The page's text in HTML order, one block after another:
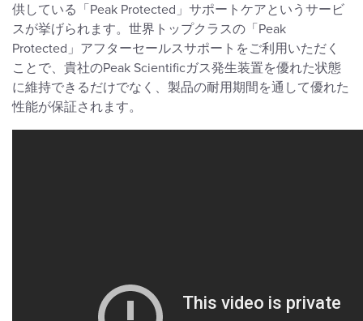
供している「Peak Protected」サポートケアというサービ
スが挙げられます。世界トップクラスの「Peak
Protected」アフターセールスサポートをご利用いただく
ことで、貴社のPeak Scientificガス発生装置を優れた状態
に維持できるだけでなく、製品の耐用期間を通して優れた
性能が保証されます。